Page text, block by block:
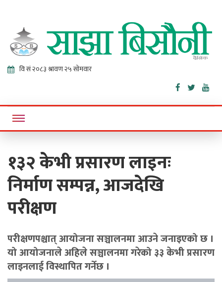
Sajha
Bisaunee
Online News Portal
१३२ केभी प्रसारण लाइनः
निर्माण सम्पन्न, आजदेखि
परीक्षण
परीक्षणपश्चात् आयोजना सञ्चालनमा आउने जनाइएको छ ।
यो आयोजनाले अहिले सञ्चालनमा गरेको ३३ केभी प्रसारण
लाइनलाई विस्थापित गर्नेछ ।